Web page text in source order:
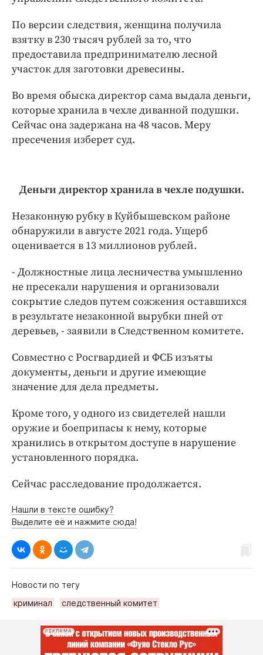
По версии следствия, женщина получила
взятку в 230 тысяч рублей за то, что
предоставила предпринимателю лесной
участок для заготовки древесины.
Во время обыска директор сама выдала деньги,
которые хранила в чехле диванной подушки.
Сейчас она задержана на 48 часов. Меру
пресечения изберет суд.
Деньги директор хранила в чехле подушки.
Незаконную рубку в Куйбышевском районе
обнаружили в августе 2021 года. Ущерб
оценивается в 13 миллионов рублей.
- Должностные лица лесничества умышленно
не пресекали нарушения и организовали
сокрытие следов путем сожжения оставшихся
в результате незаконной вырубки пней от
деревьев, - заявили в Следственном комитете.
Совместно с Росгвардией и ФСБ изъяты
документы, деньги и другие имеющие
значение для дела предметы.
Кроме того, у одного из свидетелей нашли
оружие и боеприпасы к нему, которые
хранились в открытом доступе в нарушение
установленного порядка.
Сейчас расследование продолжается.
Нашли в тексте ошибку?
Выделите её и нажмите сюда!
Новости по тегу
криминал
следственный комитет
РЕКЛАМА